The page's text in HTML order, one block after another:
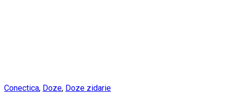
Conectica, Doze, Doze zidarie